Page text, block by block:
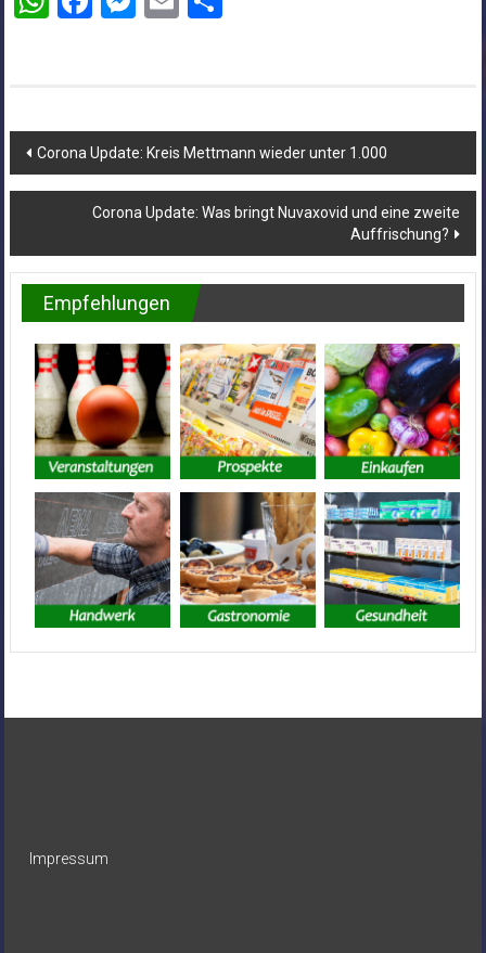
Beitragsnavigation
Corona Update: Kreis Mettmann wieder unter 1.000
Corona Update: Was bringt Nuvaxovid und eine zweite
Auffrischung?
Empfehlungen
Impressum